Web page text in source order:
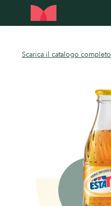
Scarica il catalogo completo